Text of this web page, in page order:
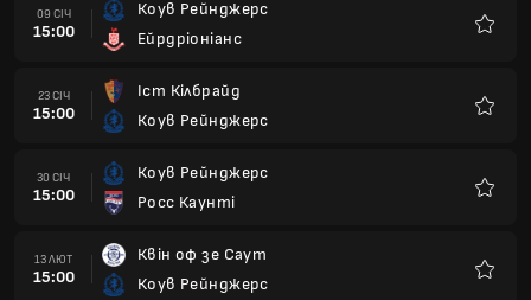
09 СІЧ
15:00
Коув Рейнджерс
Ейрдріоніанс
23 СІЧ
15:00
Іст Кілбрайд
Коув Рейнджерс
30 СІЧ
15:00
Коув Рейнджерс
Росс Каунті
13 ЛЮТ
15:00
Квін оф зе Саут
Коув Рейнджерс